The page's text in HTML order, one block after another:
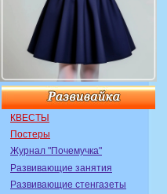
КВЕСТЫ
Постеры
Журнал "Почемучка"
Развивающие занятия
Развивающие стенгазеты